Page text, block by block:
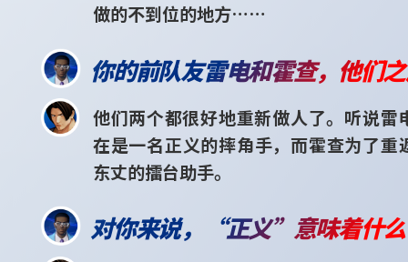
做的不到位的地方……
你的前队友雷电和霍查，他们
他们两个都很好地重新做人了。听说雷
在是一名正义的摔角手，而霍查为了重
东丈的擂台助手。
对你来说，“正义”意味着什